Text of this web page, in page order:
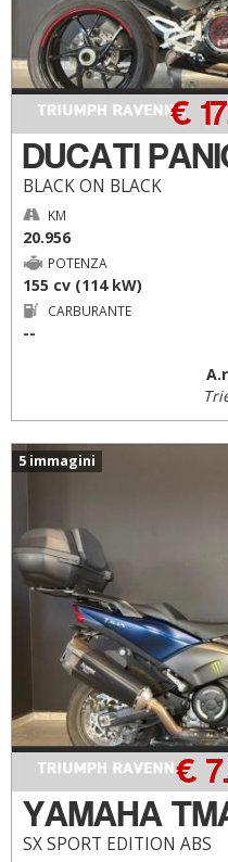
DUCATI
BLACK ON BLACK
€
KM
20.956
POTENZA
155 cv (114 kW)
CARBURANTE
--
5 immagini
YAMAHA
SX SPORT EDITION ABS
€